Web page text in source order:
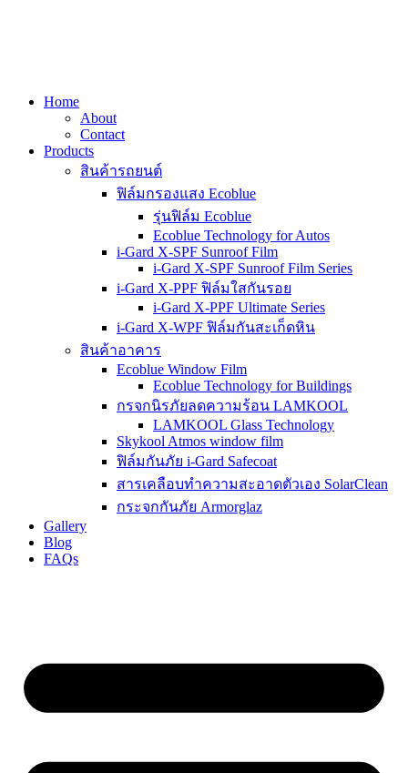
Home
About
Contact
Products
สินค้ารถยนต์
ฟิล์มกรองแสง Ecoblue
รุ่นฟิล์ม Ecoblue
Ecoblue Technology for Autos
i-Gard X-SPF Sunroof Film
i-Gard X-SPF Sunroof Film Series
i-Gard X-PPF ฟิล์มใสกันรอย
i-Gard X-PPF Ultimate Series
i-Gard X-WPF ฟิล์มกันสะเก็ดหิน
สินค้าอาคาร
Ecoblue Window Film
Ecoblue Technology for Buildings
กรจกนิรภัยลดความร้อน LAMKOOL
LAMKOOL Glass Technology
Skykool Atmos window film
ฟิล์มกันภัย i-Gard Safecoat
สารเคลือบทำความสะอาดตัวเอง SolarClean
กระจกกันภัย Armorglaz
Gallery
Blog
FAQs